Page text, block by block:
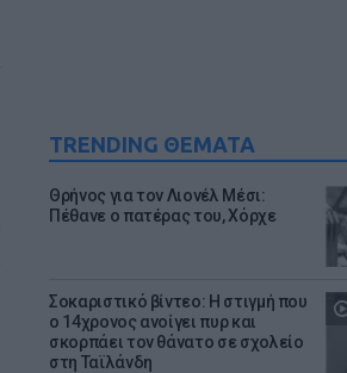
TRENDING ΘΕΜΑΤΑ
Θρήνος για τον Λιονέλ Μέσι:
Πέθανε ο πατέρας του, Χόρχε
Σοκαριστικό βίντεο: Η στιγμή που
ο 14χρονος ανοίγει πυρ και
σκορπάει τον θάνατο σε σχολείο
στη Ταϊλάνδη